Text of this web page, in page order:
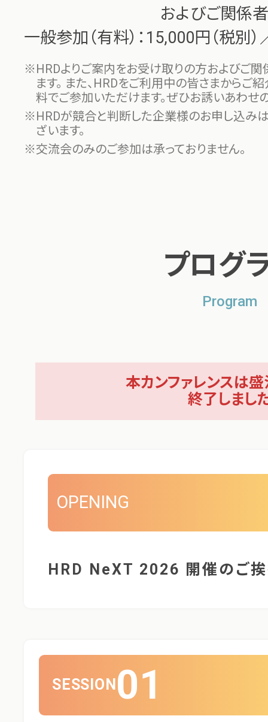
およびご関係
一般参加（有料）：15,000円（税別）
HRDよりご案内をお受け取りの方およびご
ます。 また、HRDをご利用中の皆さまからご
料でご参加いただけます。ぜひお誘いあわせ
HRDが競合と判断した企業様のお申し込み
ざいます。
交流会のみのご参加は承っておりません。
プログ
Program
本カンファレンスは
終了しまし
OPENING
HRD NeXT 2026 開催のご
SESSION 01